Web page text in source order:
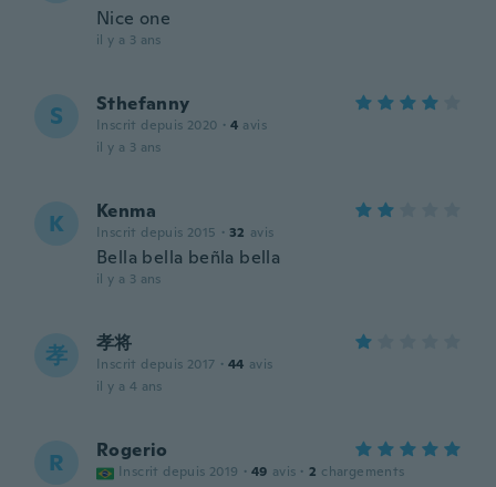
Nice one
il y a 3 ans
S Sthefanny
Inscrit depuis 2020 · 4 avis
il y a 3 ans
K Kenma
Inscrit depuis 2015 · 32 avis
Bella bella beñla bella
il y a 3 ans
孝 孝将
Inscrit depuis 2017 · 44 avis
il y a 4 ans
R Rogerio
Inscrit depuis 2019 · 49 avis · 2 chargements